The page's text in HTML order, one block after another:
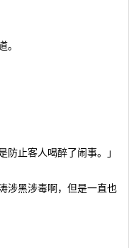
。
止客人喝醉了闹事。」
黑涉毒啊，但是一直也